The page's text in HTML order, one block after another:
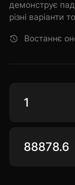
демонструє
різні варіанти
Востаннє